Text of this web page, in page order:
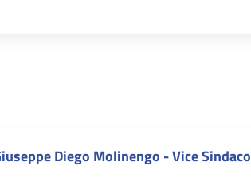
Diego Molinengo - Vice Sindaco